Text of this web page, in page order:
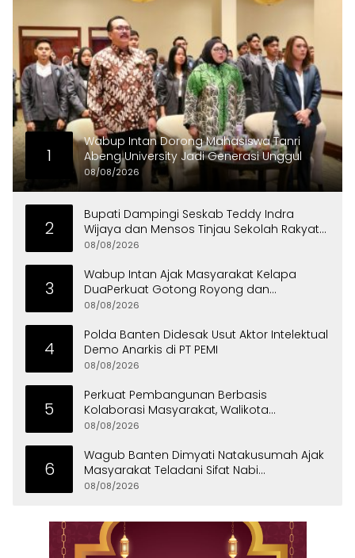
1
Wabup Intan Dorong Mahasiswa Tanri
Abeng University Jadi Generasi Unggul
08/08/2026
2
Bupati Dampingi Seskab Teddy Indra
Wijaya dan Mensos Tinjau Sekolah Rakyat
di Curug
08/08/2026
3
Wabup Intan Ajak Masyarakat Kelapa
DuaPerkuat Gotong Royong dan
Persatuan
08/08/2026
4
Polda Banten Didesak Usut Aktor Intelektual
Demo Anarkis di PT PEMI
08/08/2026
5
Perkuat Pembangunan Berbasis
Kolaborasi Masyarakat, Walikota
Tangerang Raih LPM Award 2026
08/08/2026
6
Wagub Banten Dimyati Natakusumah Ajak
Masyarakat Teladani Sifat Nabi
Muhammad
08/08/2026